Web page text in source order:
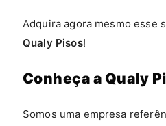
Adquira agora mesmo esse
Qualy Pisos!
Conheça a Qualy
Somos uma empresa